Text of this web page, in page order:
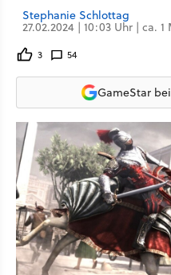
Stephanie Schlottag
27.02.2024 | 10:03 Uhr | ca.
3 54
GameStar